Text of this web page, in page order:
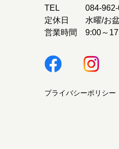
TEL
084-
定休日
水曜/お
営業時間
9:00～
プライバシーポリシー